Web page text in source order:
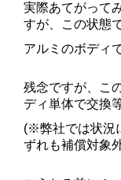
実際あてがって
すが、この状態
アルミのボディ
残念ですが、こ
ディ単体で交換
(※弊社では状況
ずれも補償対象